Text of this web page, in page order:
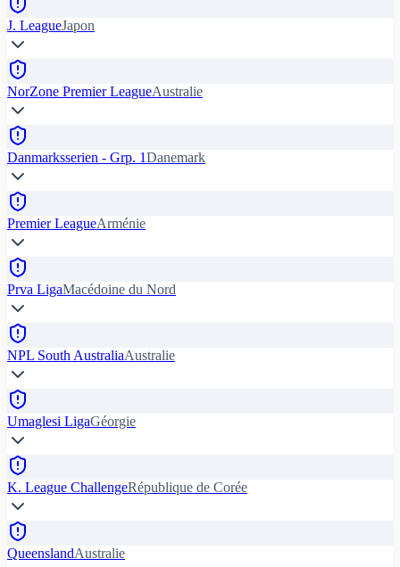
J. LeagueJapon
NorZone Premier LeagueAustralie
Danmarksserien - Grp. 1Danemark
Premier LeagueArménie
Prva LigaMacédoine du Nord
NPL South AustraliaAustralie
Umaglesi LigaGéorgie
K. League ChallengeRépublique de Corée
QueenslandAustralie